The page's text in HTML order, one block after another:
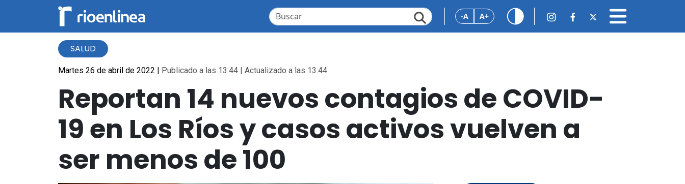
-A A+
SALUD
Martes 26 de abril de 2022 | Publicado a las 13:44 | Actualizado a las 13:44
Reportan 14 nuevos contagios de COVID-
19 en Los Ríos y casos activos vuelven a
ser menos de 100